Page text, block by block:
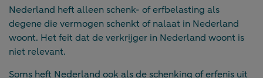
Nederland heft alleen schenk- of erfbelasting als
degene die vermogen schenkt of nalaat in Nederland
woont. Het feit dat de verkrijger in Nederland woont is
niet relevant.
Soms heft Nederland ook als de schenking of erfenis uit